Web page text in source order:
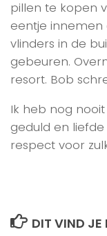
pillen te kopen
eentje innemen
vlinders in de
gebeuren.
resort. Bob
Ik heb nog
geduld en liefde
respect voor
DIT VIND JE